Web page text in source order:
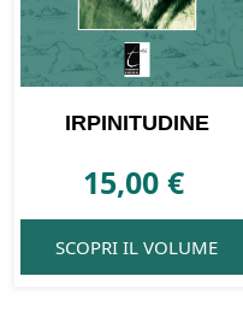
IRPINITUDINE
15,00€
SCOPRI IL VOLUME